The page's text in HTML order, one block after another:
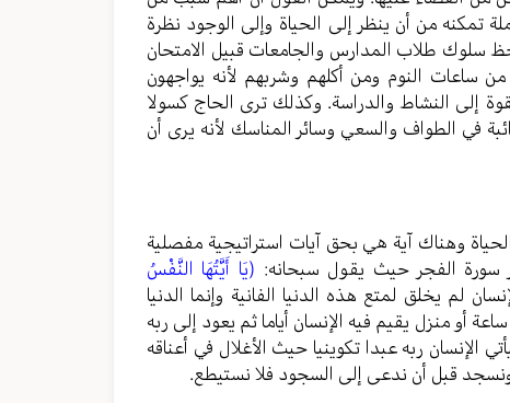
تمكنه من أن ينظر إلى الحياة وإلى الوجود نظرة
سلوك طلاب المدارس والجامعات قبيل الامتحان
ساعات النوم ومن أكلهم وشربهم لأنه يواجهون
إلى النشاط والدراسة. وكذلك ترى الحاج كسولا
في الطواف والسعي وسائر المناسك لأنه يرى أن
وهناك آية هي بحق آيات استراتيجية مفصلية
سورة الفجر حيث يقول سبحانه: (يَا أَيَّتُهَا النَّفْسُ
لم يخلق لمتع هذه الدنيا الفانية وإنما الدنيا
أو منزل يقيم فيه الإنسان أياما ثم يعود إلى ربه
الإنسان ربه عبدا تكوينيا حيث الأغلال في أعناقه
ونسجد قبل أن ندعى إلى السجود فلا نستيطع.